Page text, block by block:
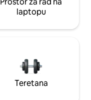
laptopu
Teretana